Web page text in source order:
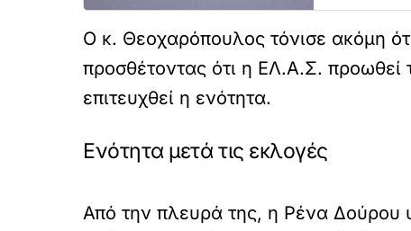
Ο κ. Θεοχαρόπουλος τόνισε ακόμη ότι
προσθέτοντας ότι η ΕΛ.Α.Σ. προωθεί
επιτευχθεί η ενότητα.
Ενότητα μετά τις εκλογές
Από την πλευρά της, η Ρένα Δούρου